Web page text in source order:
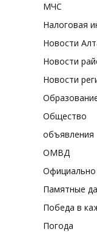
МЧС
Налоговая
Новости
Новости
Новости
Общество
объявления
ОМВД
Официально
Памятные
Победа в
Погода